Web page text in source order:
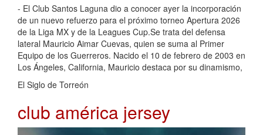
- El Club Santos Laguna dio a conocer ayer la incorporación
de un nuevo refuerzo para el próximo torneo Apertura 2026
de la Liga MX y de la Leagues Cup.Se trata del defensa
lateral Mauricio Aimar Cuevas, quien se suma al Primer
Equipo de los Guerreros. Nacido el 10 de febrero de 2003 en
Los Ángeles, California, Mauricio destaca por su dinamismo,
El Siglo de Torreón
club américa jersey